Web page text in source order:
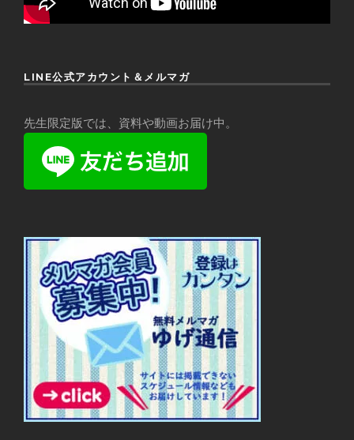
LINE公式アカウント＆メルマガ
先生限定版では、資料や動画お届け中。